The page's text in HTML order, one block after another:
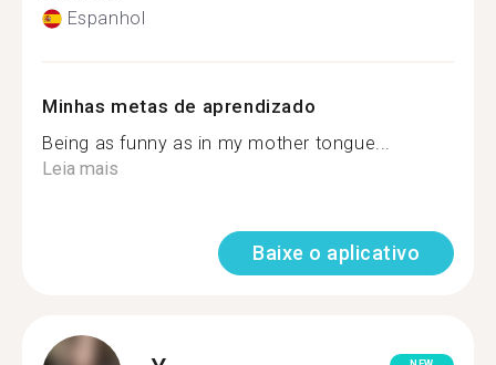
Espanhol
Minhas metas de aprendizado
Being as funny as in my mother tongue...
Leia mais
Baixe o aplicativo